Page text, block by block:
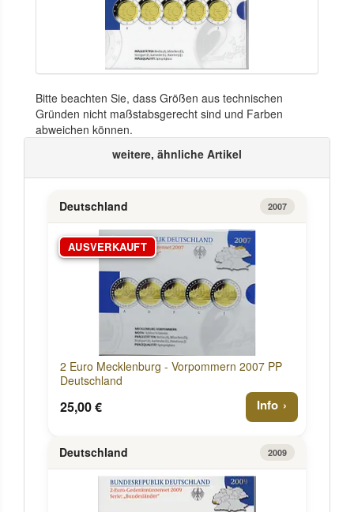
Bitte beachten Sie, dass Größen aus technischen
Gründen nicht maßstabsgerecht sind und Farben
abweichen können.
weitere, ähnliche Artikel
Deutschland 2007
AUSVERKAUFT
2 Euro Mecklenburg - Vorpommern 2007 PP
Deutschland
25,00 € Info
Deutschland 2009